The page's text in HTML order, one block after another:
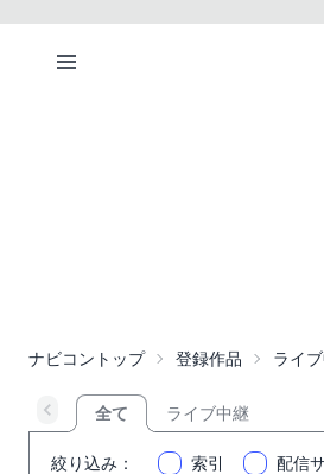
ナビコントップ 登録作品 ライ
全て ライブ中継
絞り込み ： 索引 配信